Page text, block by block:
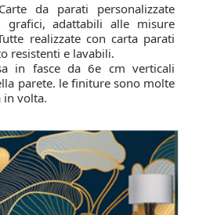
da parati personalizzate
grafici, adattabili alle misure
realizzate con carta parati
resistenti e lavabili.
in fasce da 6e cm verticali
parete. le finiture sono molte
in volta.